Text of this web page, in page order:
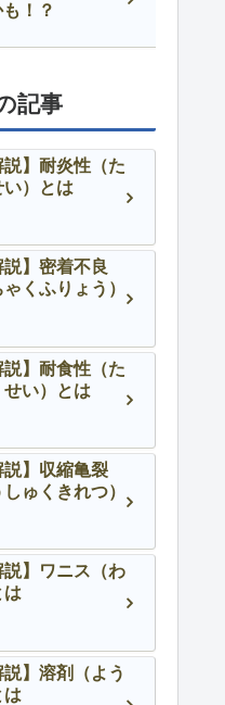
！？
記事
説】耐炎性（た
い）とは
説】密着不良
ゃくふりょう）
説】耐食性（た
せい）とは
説】収縮亀裂
しゅくきれつ）
説】ワニス（わ
は
説】溶剤（よう
は